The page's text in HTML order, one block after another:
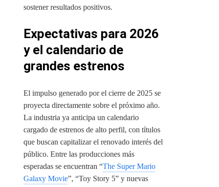
sostener resultados positivos.
Expectativas para 2026
y el calendario de
grandes estrenos
El impulso generado por el cierre de 2025 se
proyecta directamente sobre el próximo año.
La industria ya anticipa un calendario
cargado de estrenos de alto perfil, con títulos
que buscan capitalizar el renovado interés del
público. Entre las producciones más
esperadas se encuentran “The Super Mario
Galaxy Movie”, “Toy Story 5” y nuevas